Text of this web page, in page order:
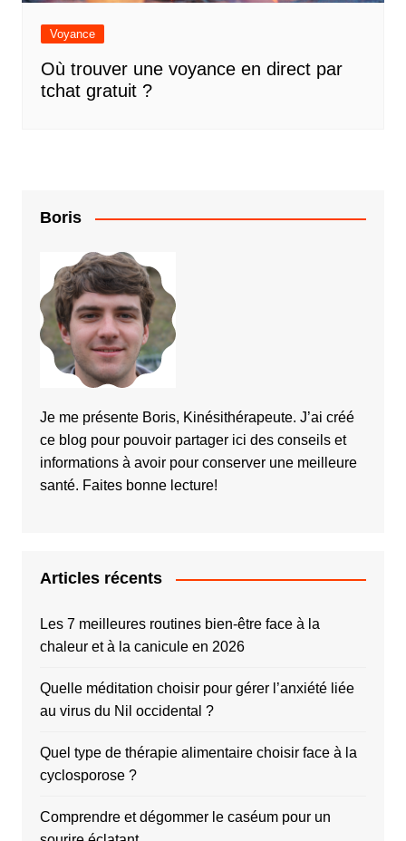
Voyance
Où trouver une voyance en direct par
tchat gratuit ?
Boris
Je me présente Boris, Kinésithérapeute. J’ai créé
ce blog pour pouvoir partager ici des conseils et
informations à avoir pour conserver une meilleure
santé. Faites bonne lecture!
Articles récents
Les 7 meilleures routines bien-être face à la
chaleur et à la canicule en 2026
Quelle méditation choisir pour gérer l’anxiété liée
au virus du Nil occidental ?
Quel type de thérapie alimentaire choisir face à la
cyclosporose ?
Comprendre et dégommer le caséum pour un